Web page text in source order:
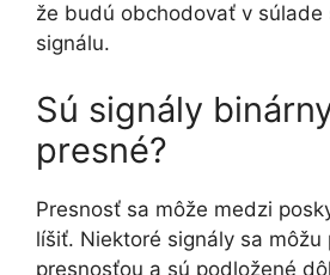
že budú obchodovať v súlade
signálu.
Sú signály
presné?
Presnosť sa môže medzi
líšiť. Niektoré signály sa môžu
presnosťou a sú podložené